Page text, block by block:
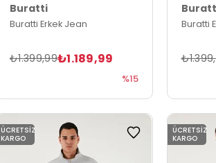
Buratti
Buratti Erkek Jean
₺1.189,99
₺1.399,99
%15
Buratti
ÜCRETSIZ
KARGO
ÜCRETSIZ
KARGO